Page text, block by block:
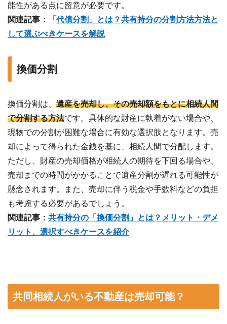
能性がある点に留意が必要です。
関連記事：
「代償分割」とは？共有持分の分割方法方法と
して選ぶべきケースを解説
換価分割
換価分割は、 遺産を売却し、その売却額をもとに相続人間
で分割する方法です。具体的な財産に執着がない場合や、
現物での分割が困難な場合に有効な選択肢となります。売
却によって得られた金銭を基に、相続人間で分配します。
ただし、財産の売却価格が相続人の期待を下回る場合や、
売却までの時間がかかることで遺産分割が遅れる可能性が
懸念されます。また、売却に伴う税金や手数料などの負担
も考慮する必要があるでしょう。
関連記事： 共有持分の「換価分割」とは？メリット・デメ
リット、選択すべきケースを紹介
共同相続人がいる不動産は売却可能？